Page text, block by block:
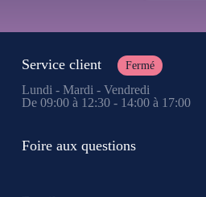
Service client Fermé
Lundi - Mardi - Vendredi
De 09:00 à 12:30 - 14:00 à 17:00
Foire aux questions